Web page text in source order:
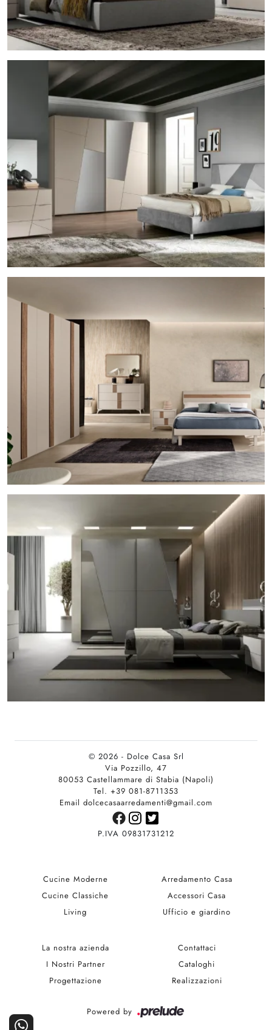
© 2026 - Dolce Casa Srl
Via Pozzillo, 47
80053 Castellammare di Stabia (Napoli)
Tel. +39 081-8711353
Email dolcecasaarredamenti@gmail.com
P.IVA 09831731212
Cucine Moderne
Cucine Classiche
Living
Arredamento Casa
Accessori Casa
Ufficio e giardino
La nostra azienda
I Nostri Partner
Progettazione
Contattaci
Cataloghi
Realizzazioni
Powered by